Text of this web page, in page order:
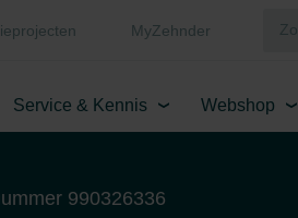
MyZehnder
Service & Kennis Webshop
990326336